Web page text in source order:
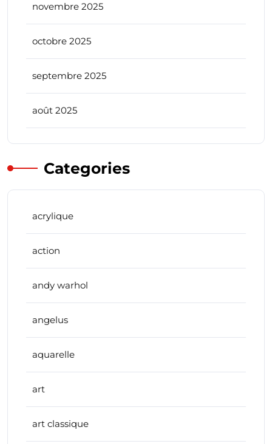
novembre 2025
octobre 2025
septembre 2025
août 2025
Categories
acrylique
action
andy warhol
angelus
aquarelle
art
art classique